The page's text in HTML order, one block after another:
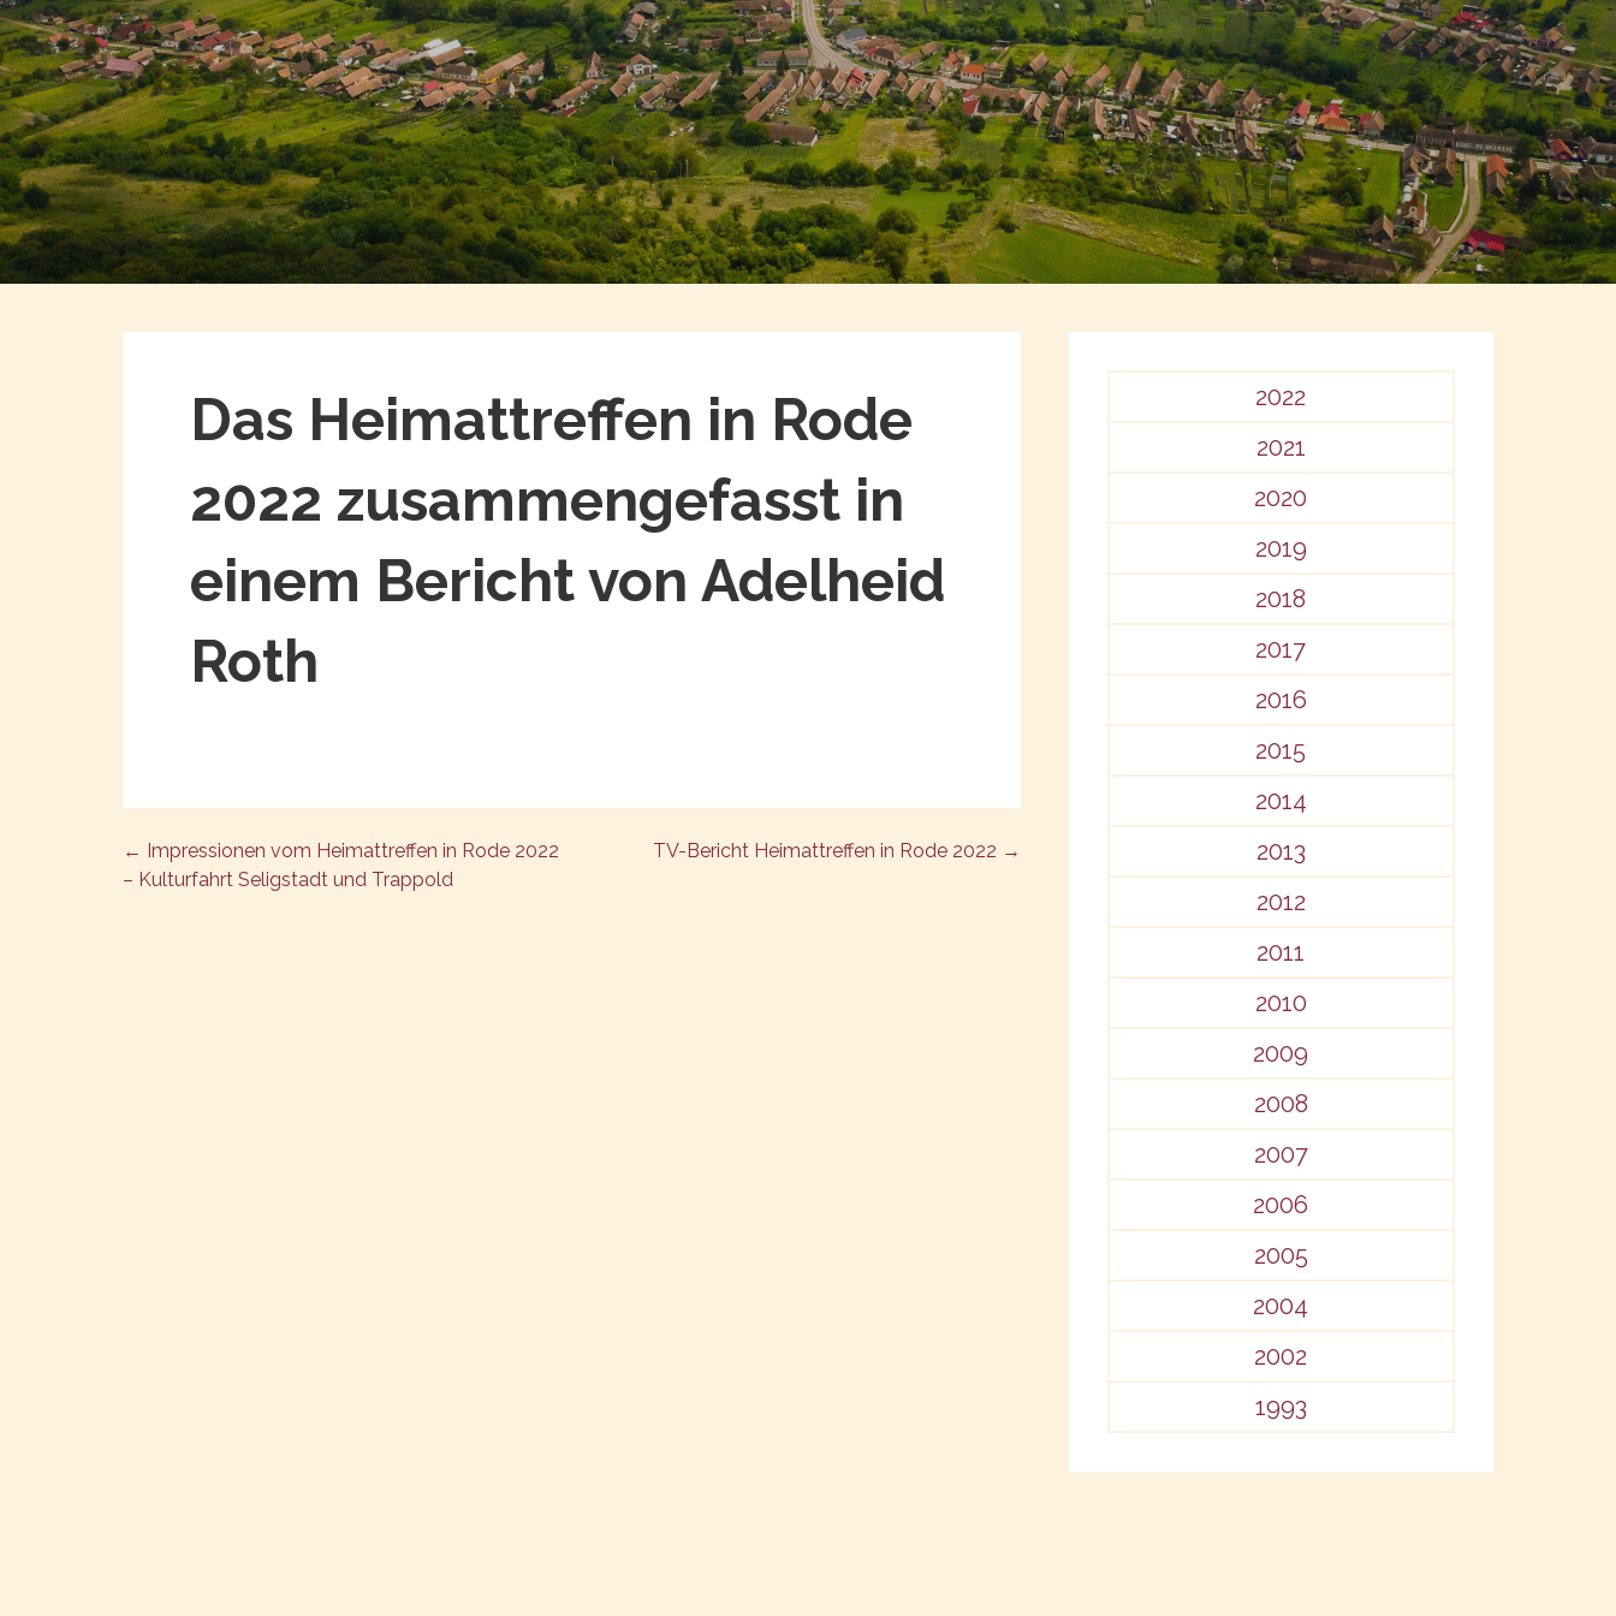
Das Heimattreffen in Rode
2022 zusammengefasst in
einem Bericht von Adelheid
Roth
Post
← Impressionen vom Heimattreffen in Rode 2022
– Kulturfahrt Seligstadt und Trappold
TV-Bericht Heimattreffen in Rode 2022 →
2022
2021
2020
2019
2018
2017
2016
2015
2014
2013
2012
2011
2010
2009
2008
2007
2006
2005
2004
2002
1993